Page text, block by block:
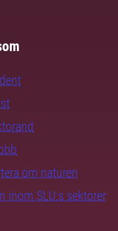
om naturen
inom SLU:s sektorer